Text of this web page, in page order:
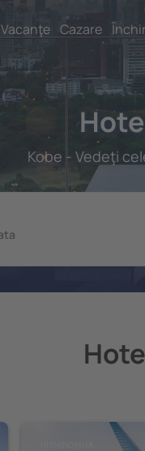
Vacanţe Cazare
Kobe - Vedeţi